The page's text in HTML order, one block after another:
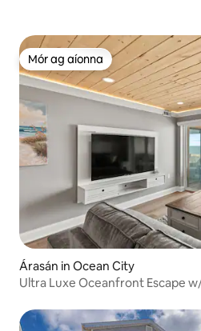
Mór ag aíonna
Mór ag aíonna
Árasán in Ocean City
Ultra Luxe Oceanfront Escape